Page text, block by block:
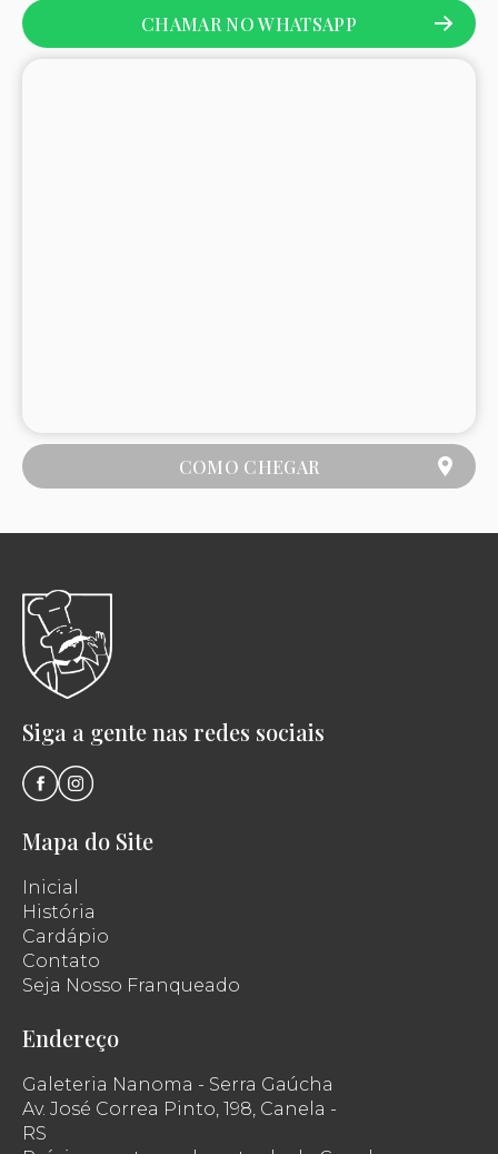
CHAMAR NO WHATSAPP
COMO CHEGAR
Siga a gente nas redes sociais
Mapa do Site
Inicial
História
Cardápio
Contato
Seja Nosso Franqueado
Endereço
Galeteria Nanoma - Serra Gaúcha
Av. José Correa Pinto, 198, Canela -
RS